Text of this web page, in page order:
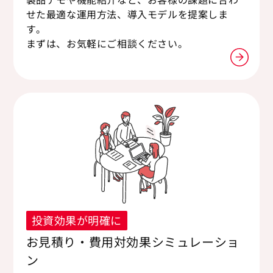
せた最適な運用方法、導入モデルを提案しま
す。
まずは、お気軽にご相談ください。
投資効果が明確に
お見積り・費用対効果シミュレーショ
ン